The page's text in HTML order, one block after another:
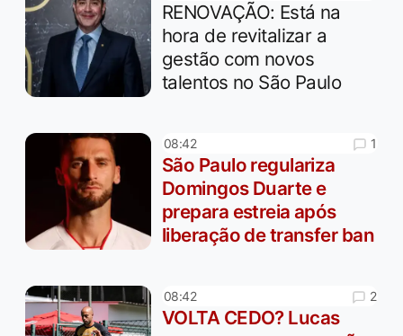
RENOVAÇÃO: Está na
hora de revitalizar a
gestão com novos
talentos no São Paulo
08:42 1
São Paulo regulariza
Domingos Duarte e
prepara estreia após
liberação de transfer ban
08:42 2
VOLTA CEDO? Lucas